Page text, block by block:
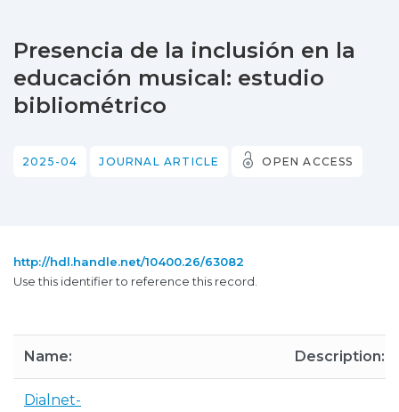
Statistics
Presencia de la inclusión en la
educación musical: estudio
bibliométrico
2025-04 JOURNAL ARTICLE OPEN ACCESS
http://hdl.handle.net/10400.26/63082
Use this identifier to reference this record.
Name: Description:
Dialnet-